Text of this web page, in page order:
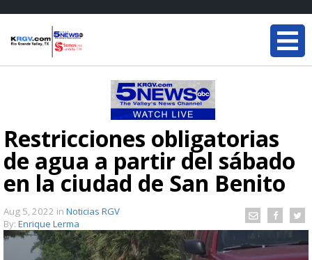
Restricciones obligatorias
de agua a partir del sábado
en la ciudad de San Benito
Aug 5, 2022 in Noticias RGV
By: Enrique Lerma